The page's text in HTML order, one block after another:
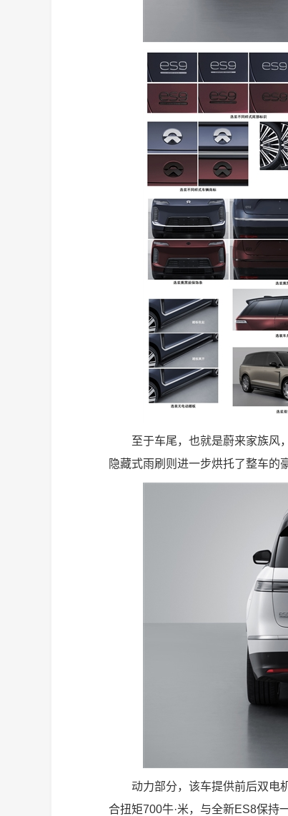
至于车尾，也就是蔚来家族风
隐藏式雨刷则进一步烘托了整车的
动力部分，该车提供前后双电
合扭矩700牛·米，与全新ES8保持